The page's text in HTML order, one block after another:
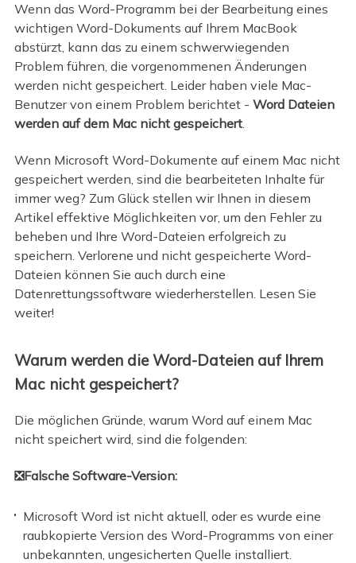
Wenn das Word-Programm bei der Bearbeitung eines
wichtigen Word-Dokuments auf Ihrem MacBook
abstürzt, kann das zu einem schwerwiegenden
Problem führen, die vorgenommenen Änderungen
werden nicht gespeichert. Leider haben viele Mac-
Benutzer von einem Problem berichtet - Word Dateien
werden auf dem Mac nicht gespeichert.
Wenn Microsoft Word-Dokumente auf einem Mac nicht
gespeichert werden, sind die bearbeiteten Inhalte für
immer weg? Zum Glück stellen wir Ihnen in diesem
Artikel effektive Möglichkeiten vor, um den Fehler zu
beheben und Ihre Word-Dateien erfolgreich zu
speichern. Verlorene und nicht gespeicherte Word-
Dateien können Sie auch durch eine
Datenrettungssoftware wiederherstellen. Lesen Sie
weiter!
Warum werden die Word-Dateien auf Ihrem
Mac nicht gespeichert?
Die möglichen Gründe, warum Word auf einem Mac
nicht speichert wird, sind die folgenden:
❎Falsche Software-Version:
Microsoft Word ist nicht aktuell, oder es wurde eine
raubkopierte Version des Word-Programms von einer
unbekannten, ungesicherten Quelle installiert.